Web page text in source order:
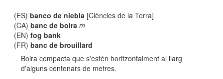
(ES)banco de niebla [Ciències de la Terra]
(CA)banc de boira m
(EN)fog bank
(FR)banc de brouillard
Boira compacta que s'estén horitzontalment al llarg
d'alguns centenars de metres.